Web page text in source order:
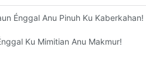
Otomatis Dikirimkeun Kalayan Suksés
Énggal Anu Pinuh Ku Kaberkahan!
Ku Mimitian Anu Makmur!